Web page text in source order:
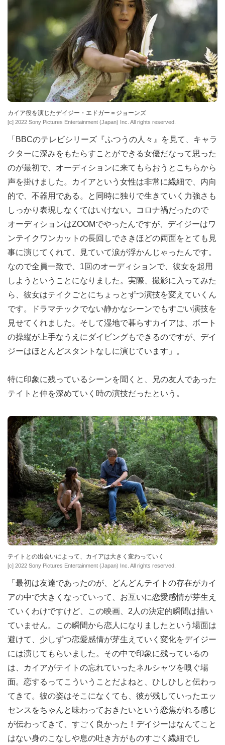
カイア役を演じたデイジー・エドガー＝ジョーンズ
[c] 2022 Sony Pictures Entertainment (Japan) Inc. All rights reserved.
「BBCのテレビシリーズ『ふつうの人々』を見て、キャラ
クターに深みをもたらすことができる女優だなって思った
のが最初で、オーディションに来てもらおうとこちらから
声を掛けました。カイアという女性は非常に繊細で、内向
的で、不器用である。と同時に独りで生きていく力強さも
しっかり表現しなくてはいけない。コロナ禍だったので
オーディションはZOOMでやったんですが、デイジーはワ
ンテイクワンカットの長回しでさきほどの両面をとても見
事に演じてくれて、見ていて涙が浮かんじゃったんです。
なので全員一致で、1回のオーディションで、彼女を起用
しようということになりました。実際、撮影に入ってみた
ら、彼女はテイクごとにちょっとずつ演技を変えていくん
です。ドラマチックでない静かなシーンでもすごい演技を
見せてくれました。そして湿地で暮らすカイアは、ボート
の操縦が上手なうえにダイビングもできるのですが、デイ
ジーはほとんどスタントなしに演じています」。
特に印象に残っているシーンを聞くと、兄の友人であった
テイトと仲を深めていく時の演技だったという。
テイトとの出会いによって、カイアは大きく変わっていく
[c] 2022 Sony Pictures Entertainment (Japan) Inc. All rights reserved.
「最初は友達であったのが、どんどんテイトの存在がカイ
アの中で大きくなっていって、お互いに恋愛感情が芽生え
ていくわけですけど、この映画、2人の決定的瞬間は描い
ていません。この瞬間から恋人になりましたという場面は
避けて、少しずつ恋愛感情が芽生えていく変化をデイジー
には演じてもらいました。その中で印象に残っているの
は、カイアがテイトの忘れていったネルシャツを嗅ぐ場
面。恋するってこういうことだよねと、ひしひしと伝わっ
てきて。彼の姿はそこになくても、彼が残していったエッ
センスをちゃんと味わっておきたいという恋焦がれる感じ
が伝わってきて、すごく良かった！デイジーはなんてこと
はない身のこなしや息の吐き方がものすごく繊細でし